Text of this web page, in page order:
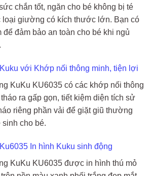
chắn tốt, ngăn cho bé không bị té
loại giường có kích thước lớn. Bạn có
để đảm bảo an toàn cho bé khi ngủ
với Khớp nối thông minh, tiện lợi
KuKu KU6035 có các khớp nối thông
ra gấp gọn, tiết kiệm diện tích sử
riêng phần vải để giặt giũ thường
sinh cho bé.
In hình Kuku sinh động
KuKu KU6035 được in hình thú mỏ